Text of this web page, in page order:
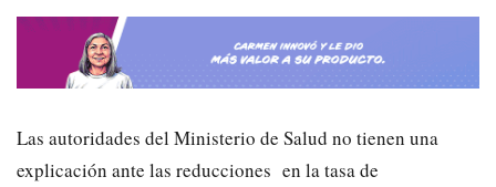
Las autoridades del Ministerio de Salud no tienen una
explicación ante las reducciones en la tasa de